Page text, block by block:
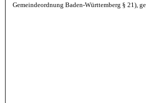
Gemeindeordnung Baden-Württemberg § 21),